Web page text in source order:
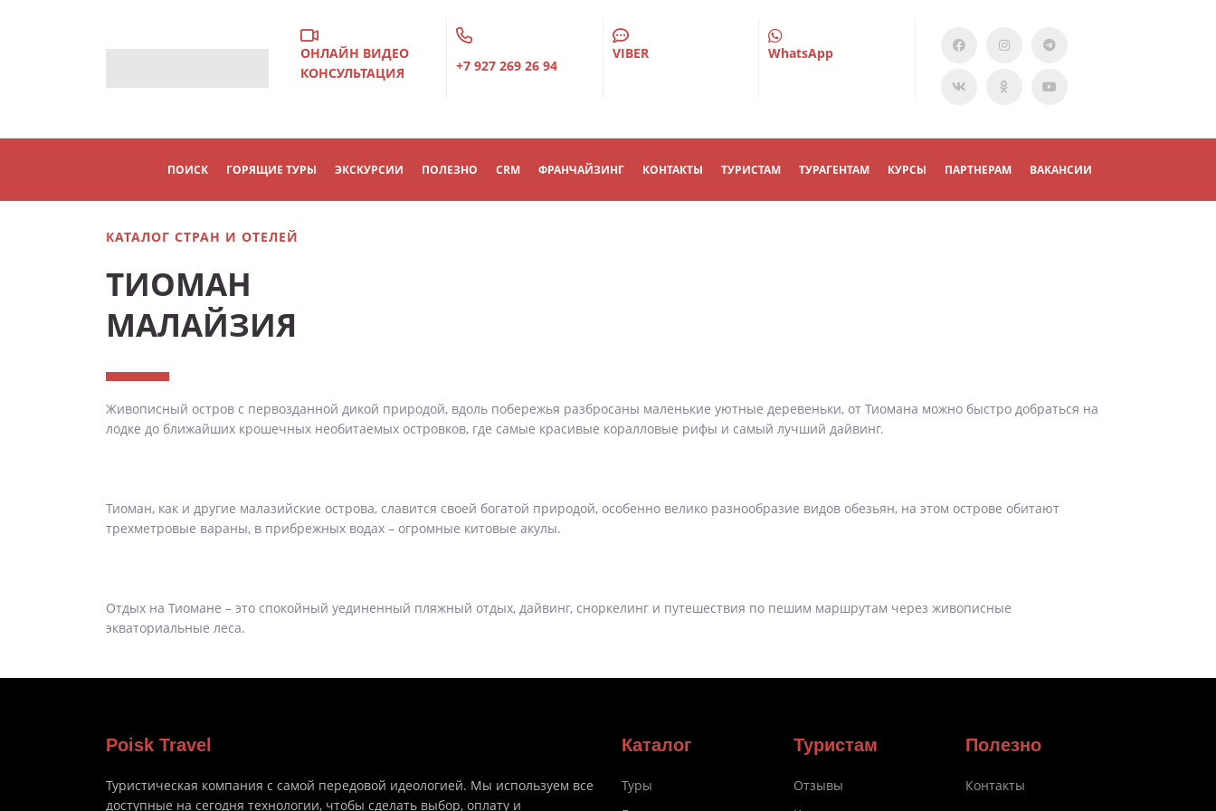
ОНЛАЙН ВИДЕО
КОНСУЛЬТАЦИЯ
+7 927 269 26 94
VIBER WhatsApp
ПОИСК ГОРЯЩИЕ ТУРЫ ЭКСКУРСИИ ПОЛЕЗНО CRM ФРАНЧАЙЗИНГ КОНТАКТЫ ТУРИСТАМ ТУРАГЕНТАМ КУРСЫ ПАРТНЕРАМ ВАКАНСИИ
КАТАЛОГ СТРАН И ОТЕЛЕЙ
ТИОМАН
МАЛАЙЗИЯ
Живописный остров с первозданной дикой природой, вдоль побережья разбросаны маленькие уютные деревеньки, от Тиомана можно быстро добраться на
лодке до ближайших крошечных необитаемых островков, где самые красивые коралловые рифы и самый лучший дайвинг.
Тиоман, как и другие малазийские острова, славится своей богатой природой, особенно велико разнообразие видов обезьян, на этом острове обитают
трехметровые вараны, в прибрежных водах – огромные китовые акулы.
Отдых на Тиомане – это спокойный уединенный пляжный отдых, дайвинг, сноркелинг и путешествия по пешим маршрутам через живописные
экваториальные леса.
Poisk Travel
Туристическая компания с самой передовой идеологией. Мы используем все
доступные на сегодня технологии, чтобы сделать выбор, оплату и
Каталог
Туры
Туристам
Отзывы
Полезно
Контакты